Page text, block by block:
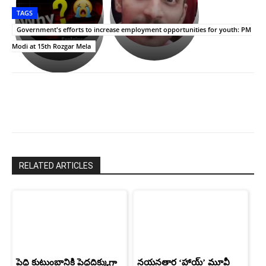
తీర్థం..తులసీదళం
లేకుండా
అసంపూర్ణం
పాన్
ఇండియా
స్టార్
హీరోయిన్‏గా
శ్రీనిధి
భర్తపై
రివెంజ్
తీర్చుకున్న
ఉపాసన..
పాపం
రామ్
TAGS
Government's efforts to increase employment opportunities for youth: PM
Modi at 15th Rozgar Mela
RELATED ARTICLES
పెద్ది కుటుంబానికి పెద్దదిక్కుగా నయనతార ‘హాయ్’ మూవీ